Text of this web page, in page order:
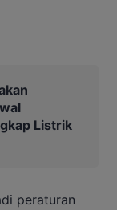
Listrik
peraturan